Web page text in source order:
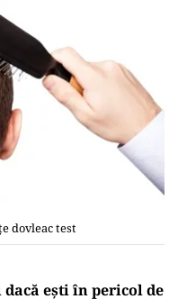
dovleac test
ești în pericol de